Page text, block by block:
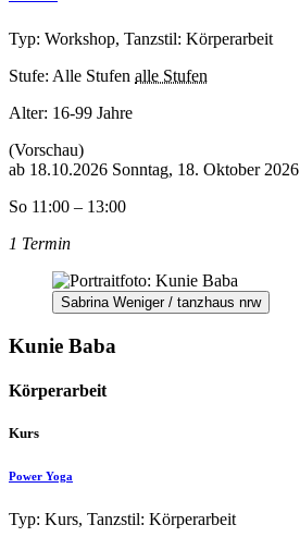
Typ: Workshop, Tanzstil: Körperarbeit
Stufe: Alle Stufen alle Stufen
Alter: 16-99 Jahre
(Vorschau)
ab 18.10.2026 Sonntag, 18. Oktober 2026
So 11:00 – 13:00
1 Termin
Sabrina Weniger / tanzhaus nrw
Kunie Baba
Körperarbeit
Kurs
Power Yoga
Typ: Kurs, Tanzstil: Körperarbeit